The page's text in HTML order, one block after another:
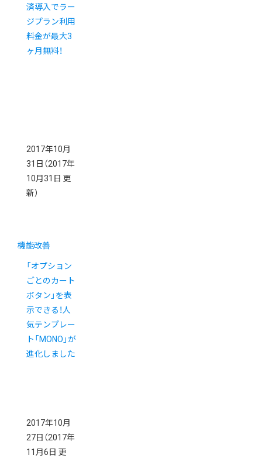
済導入でラー
ジプラン利用
料金が最大3
ヶ月無料！
2017年10月
31日 （2017年
10月31日 更
新）
機能改善
「オプション
ごとのカート
ボタン」を表
示できる！人
気テンプレー
ト「MONO」が
進化しました
2017年10月
27日 （2017年
11月6日 更